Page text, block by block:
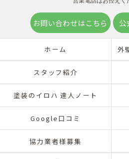
お問い合わせはこちら 公
ホーム 外
スタッフ紹介
塗装のイロハ 達人ノート
Google口コミ
協力業者様募集